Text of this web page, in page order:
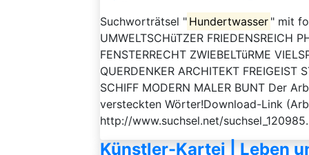
Suchworträtsel " Hundertwasser " mit
UMWELTSCHüTZER FRIEDENSREICH
FENSTERRECHT ZWIEBELTüRME
QUERDENKER ARCHITEKT FREIGEIST
SCHIFF MODERN MALER BUNT Der
versteckten Wörter!Download-Link
http://www.suchsel.net/
Künstler-Kartei | Leben